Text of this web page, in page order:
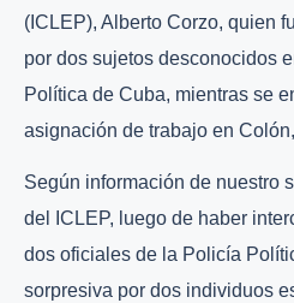
(ICLEP), Alberto Corzo, quien
por dos sujetos desconocidos
Política de Cuba, mientras se
asignación de trabajo en
Según información de nuestro
del ICLEP, luego de haber
dos oficiales de la Policía
sorpresiva por dos individuos